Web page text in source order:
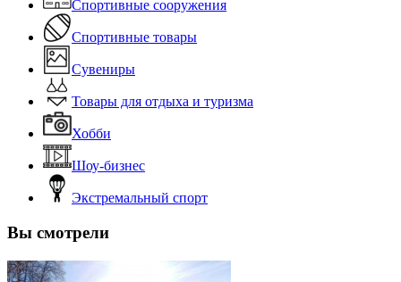
Спортивные сооружения
Спортивные товары
Сувениры
Товары для отдыха и туризма
Хобби
Шоу-бизнес
Экстремальный спорт
Вы смотрели